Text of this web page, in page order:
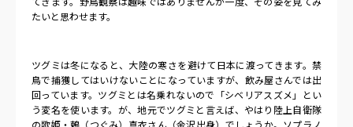
たいと思わせます。
ツグミは冬になると、大陸の寒さを避けて日本に渡ってきます。禁
鳥で捕獲してはいけないことになっていますが、飲み屋さんでは出
回っています。ツグミとは名乗れないので「シベリアスズメ」とい
う変名を使います。が、地元でツグミと言えば、やはり陸上自衛隊
の歌姫・鶫（つぐみ）真衣さん（金沢出身）でしょうか。ソプラノ